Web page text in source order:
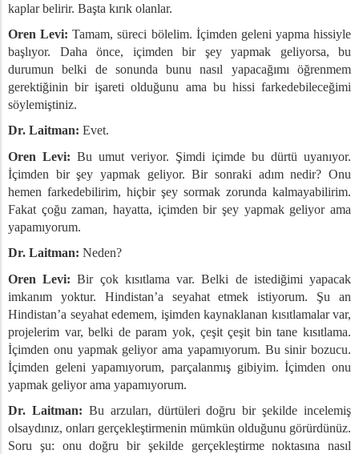
kaplar belirir. Başta kırık olanlar.
Oren Levi:Tamam, süreci bölelim. İçimden geleni yapma hissiyle
başlıyor. Daha önce, içimden bir şey yapmak geliyorsa, bu
durumun belki de sonunda bunu nasıl yapacağımı öğrenmem
gerektiğinin bir işareti olduğunu ama bu hissi farkedebileceğimi
söylemiştiniz.
Dr. Laitman: Evet.
Oren Levi: Bu umut veriyor. Şimdi içimde bu dürtü uyanıyor.
İçimden bir şey yapmak geliyor. Bir sonraki adım nedir? Onu
hemen farkedebilirim, hiçbir şey sormak zorunda kalmayabilirim.
Fakat çoğu zaman, hayatta, içimden bir şey yapmak geliyor ama
yapamıyorum.
Dr. Laitman: Neden?
Oren Levi:Bir çok kısıtlama var. Belki de istediğimi yapacak
imkanım yoktur. Hindistan’a seyahat etmek istiyorum. Şu an
Hindistan’a seyahat edemem, işimden kaynaklanan kısıtlamalar var,
projelerim var, belki de param yok, çeşit çeşit bin tane kısıtlama.
İçimden onu yapmak geliyor ama yapamıyorum. Bu sinir bozucu.
İçimden geleni yapamıyorum, parçalanmış gibiyim. İçimden onu
yapmak geliyor ama yapamıyorum.
Dr. Laitman: Bu arzuları, dürtüleri doğru bir şekilde incelemiş
olsaydınız, onları gerçekleştirmenin mümkün olduğunu görürdünüz.
Soru şu: onu doğru bir şekilde gerçekleştirme noktasına nasıl